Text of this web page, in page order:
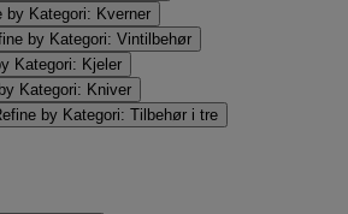
by Kategori: Kverner
by Kategori: Vintilbehør
Kategori: Kjeler
Kategori: Kniver
by Kategori: Tilbehør i tre